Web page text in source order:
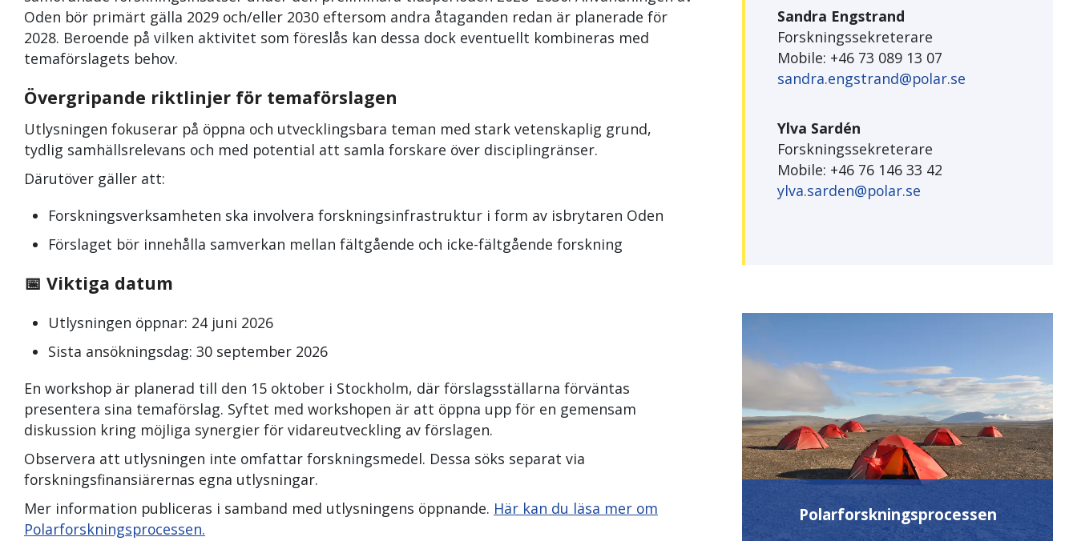
Oden bör primärt gälla 2029 och/eller 2030 eftersom andra åtaganden redan är planerade för
2028. Beroende på vilken aktivitet som föreslås kan dessa dock eventuellt kombineras med
temaförslagets behov.
Övergripande riktlinjer för temaförslagen
Utlysningen fokuserar på öppna och utvecklingsbara teman med stark vetenskaplig grund,
tydlig samhällsrelevans och med potential att samla forskare över disciplingränser.
Därutöver gäller att:
Forskningsverksamheten ska involvera forskningsinfrastruktur i form av isbrytaren Oden
Förslaget bör innehålla samverkan mellan fältgående och icke-fältgående forskning
📅 Viktiga datum
Utlysningen öppnar: 24 juni 2026
Sista ansökningsdag: 30 september 2026
En workshop är planerad till den 15 oktober i Stockholm, där förslagsställarna förväntas
presentera sina temaförslag. Syftet med workshopen är att öppna upp för en gemensam
diskussion kring möjliga synergier för vidareutveckling av förslagen.
Observera att utlysningen inte omfattar forskningsmedel. Dessa söks separat via
forskningsfinansiärernas egna utlysningar.
Mer information publiceras i samband med utlysningens öppnande. Här kan du läsa mer om
Polarforskningsprocessen.
Sandra Engstrand
Forskningssekreterare
Mobile: +46 73 089 13 07
sandra.engstrand@polar.se
Ylva Sardén
Forskningssekreterare
Mobile: +46 76 146 33 42
ylva.sarden@polar.se
Polarforskningsprocessen